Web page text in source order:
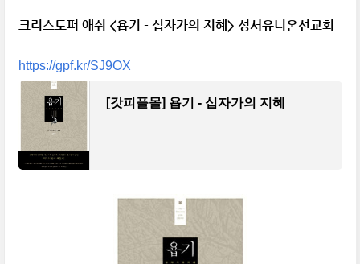
크리스토퍼 애쉬 <욥기 - 십자가의 지혜> 성서유니온선교회
https://gpf.kr/SJ9OX
[갓피플몰] 욥기 - 십자가의 지혜